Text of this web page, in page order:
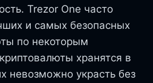
Trezor One часто
и самых безопасных
по некоторым
хранятся в
невозможно украсть без